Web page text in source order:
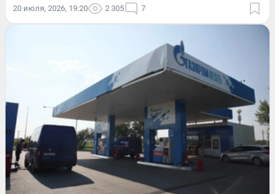
20 июля, 2026, 19:20 2 305 7